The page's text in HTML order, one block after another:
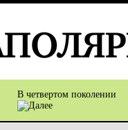
В четвертом поколении